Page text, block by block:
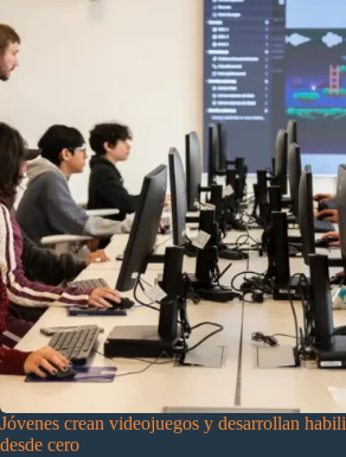
Jóvenes crean videojuegos y desarrollan
desde cero